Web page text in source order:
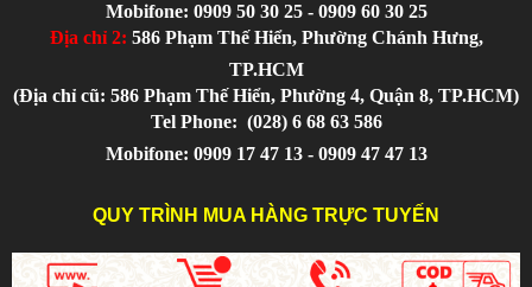
Mobifone: 0909 50 30 25 - 0909 60 30 25
Địa chỉ 2: 586 Phạm Thế Hiển, Phường Chánh Hưng,
TP.HCM
(Địa chỉ cũ: 586 Phạm Thế Hiển, Phường 4, Quận 8, TP.HCM)
Tel Phone: (028) 6 68 63 586
Mobifone: 0909 17 47 13 - 0909 47 47 13
QUY TRÌNH MUA HÀNG TRỰC TUYẾN